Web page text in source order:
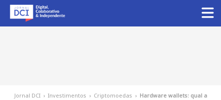
Jornal DCI › Investimentos › Criptomoedas › Hardware wallets: qual a